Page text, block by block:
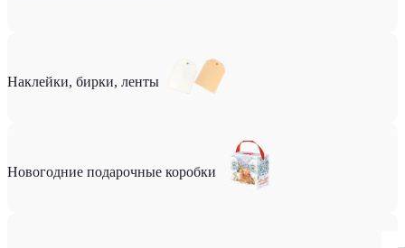
Наклейки, бирки, ленты
Новогодние подарочные коробки